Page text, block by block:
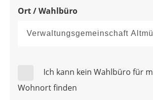
Ort / Wahlbüro
Ich kann kein Wahlbüro für
Wohnort finden